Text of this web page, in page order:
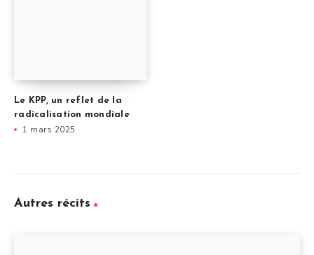
Le KPP, un reflet de la
radicalisation mondiale
1 mars 2025
Autres récits